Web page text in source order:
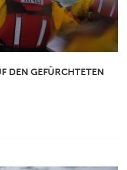
DEN GEFÜRCHTETEN